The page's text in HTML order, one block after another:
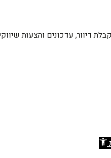
דיוור, עדכונים והצעות